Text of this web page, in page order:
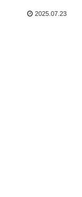
2025.07.23